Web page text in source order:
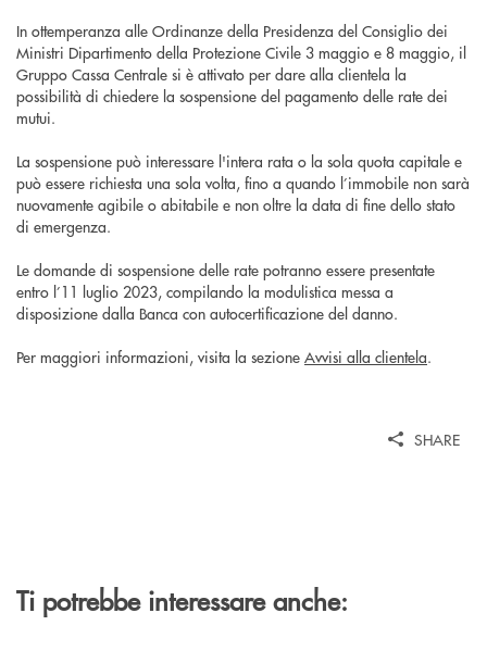
In ottemperanza alle Ordinanze della Presidenza del Consiglio dei
Ministri Dipartimento della Protezione Civile 3 maggio e 8 maggio, il
Gruppo Cassa Centrale si è attivato per dare alla clientela la
possibilità di chiedere la sospensione del pagamento delle rate dei
mutui.
La sospensione può interessare l'intera rata o la sola quota capitale e
può essere richiesta una sola volta, fino a quando l’immobile non sarà
nuovamente agibile o abitabile e non oltre la data di fine dello stato
di emergenza.
Le domande di sospensione delle rate potranno essere presentate
entro l’11 luglio 2023, compilando la modulistica messa a
disposizione dalla Banca con autocertificazione del danno.
Per maggiori informazioni, visita la sezione Avvisi alla clientela.
SHARE
Ti potrebbe interessare anche: